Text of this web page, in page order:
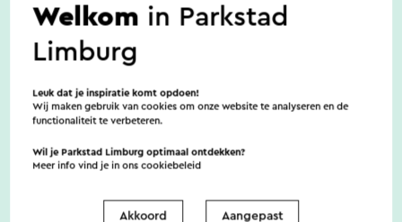
Een oplaadpunt voor auto's is aanwezig
Parkeren
Het hotel beschikt over een eigen parkeerplaats,
Welkom in Parkstad
Limburg
Leuk dat je inspiratie komt opdoen!
Wij maken gebruik van cookies om onze website te analyseren en de
functionaliteit te verbeteren.
Wil je Parkstad Limburg optimaal ontdekken?
Meer info vind je in onscookiebeleid
Akkoord Aangepast